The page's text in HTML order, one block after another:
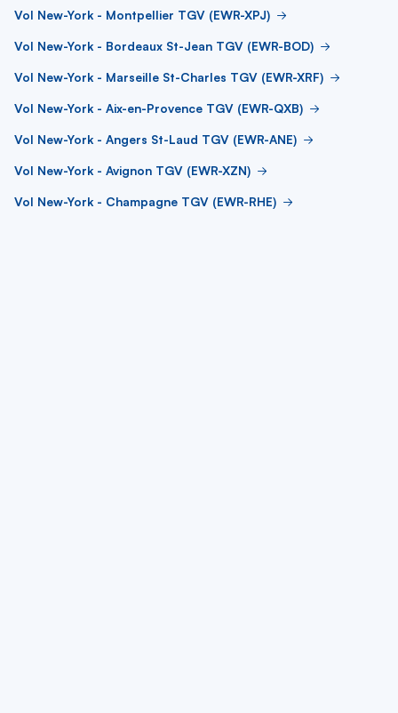
Vol New-York - Montpellier TGV (EWR-XPJ)
Vol New-York - Bordeaux St-Jean TGV (EWR-BOD)
Vol New-York - Marseille St-Charles TGV (EWR-XRF)
Vol New-York - Aix-en-Provence TGV (EWR-QXB)
Vol New-York - Angers St-Laud TGV (EWR-ANE)
Vol New-York - Avignon TGV (EWR-XZN)
Vol New-York - Champagne TGV (EWR-RHE)